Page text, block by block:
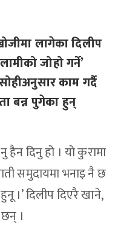
लागेका दिलीप
जोहो गर्ने’
काम गर्दै
बन्न पुगेका हुन्
दिनु हो । यो कुरामा
समुदायमा भनाइ नै छ
।’ दिलीप दिएरै खाने,
।